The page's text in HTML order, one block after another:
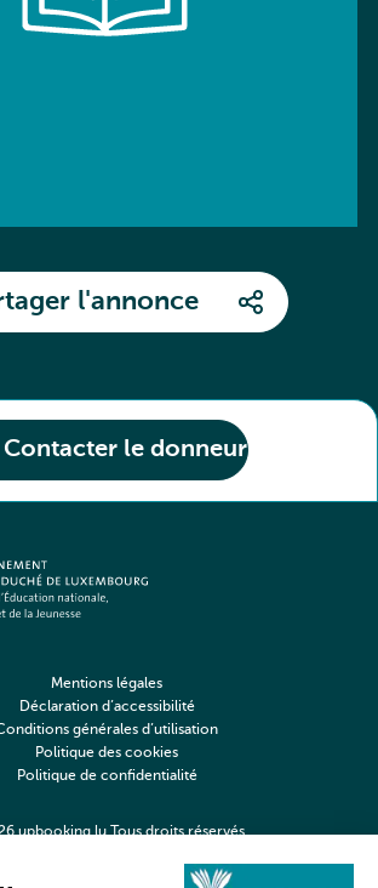
Contacter le donneur
l'annonce
upbooking.lu Tous droits réservés
Mentions légales
Déclaration d’accessibilité
générales d’utilisation
Politique des cookies
Politique de confidentialité